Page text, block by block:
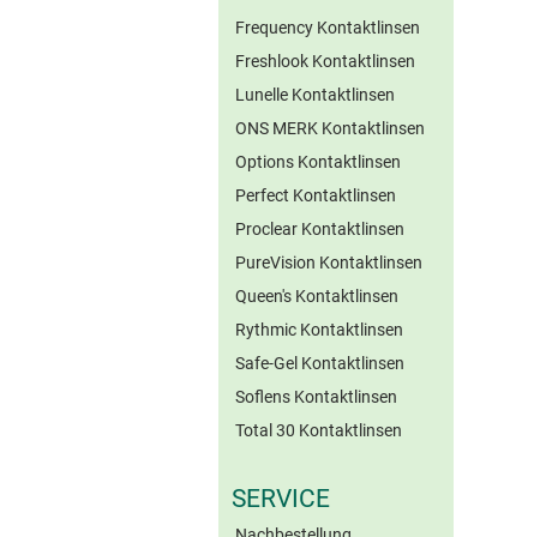
Frequency Kontaktlinsen
Freshlook Kontaktlinsen
Lunelle Kontaktlinsen
ONS MERK Kontaktlinsen
Options Kontaktlinsen
Perfect Kontaktlinsen
Proclear Kontaktlinsen
PureVision Kontaktlinsen
Queen's Kontaktlinsen
Rythmic Kontaktlinsen
Safe-Gel Kontaktlinsen
Soflens Kontaktlinsen
Total 30 Kontaktlinsen
SERVICE